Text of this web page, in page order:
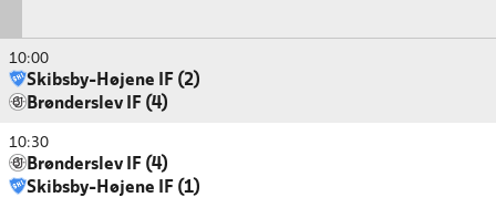
10:00
Skibsby-Højene IF (2)
Brønderslev IF (4)
10:30
Brønderslev IF (4)
Skibsby-Højene IF (1)